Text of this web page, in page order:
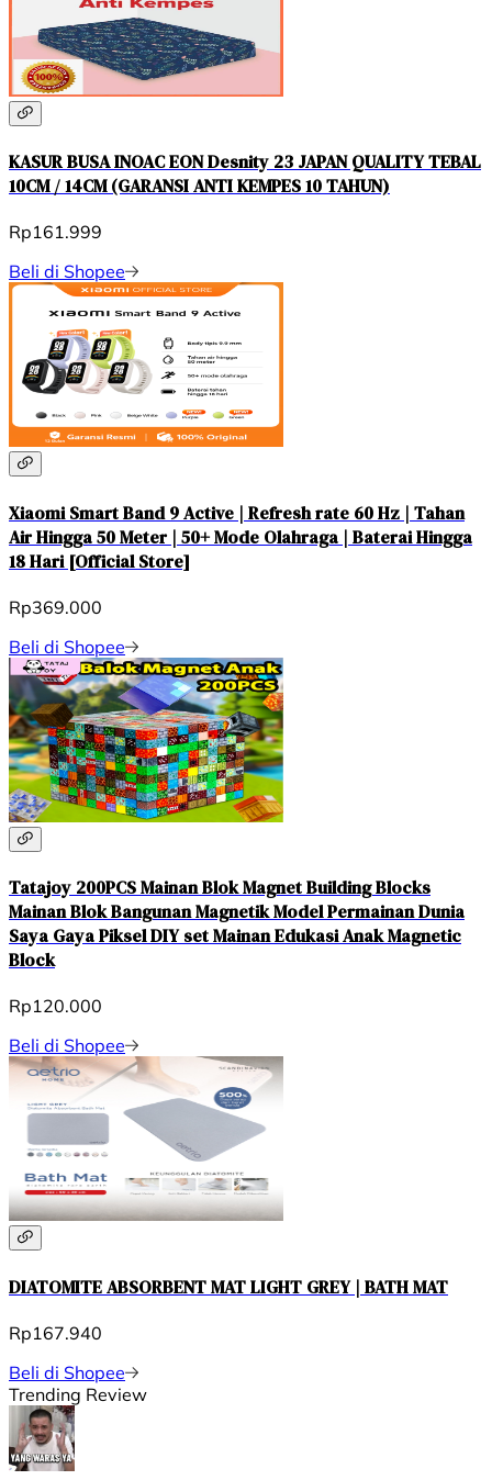
KASUR BUSA INOAC EON Desnity 23 JAPAN QUALITY TEBAL
10CM / 14CM (GARANSI ANTI KEMPES 10 TAHUN)
Rp161.999
Beli di Shopee
Xiaomi Smart Band 9 Active | Refresh rate 60 Hz | Tahan
Air Hingga 50 Meter | 50+ Mode Olahraga | Baterai Hingga
18 Hari [Official Store]
Rp369.000
Beli di Shopee
Tatajoy 200PCS Mainan Blok Magnet Building Blocks
Mainan Blok Bangunan Magnetik Model Permainan Dunia
Saya Gaya Piksel DIY set Mainan Edukasi Anak Magnetic
Block
Rp120.000
Beli di Shopee
DIATOMITE ABSORBENT MAT LIGHT GREY | BATH MAT
Rp167.940
Beli di Shopee
Trending Review